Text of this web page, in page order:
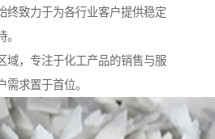
终致力于为各行业客户提供稳定
域，专注于化工产品的销售与服
需求置于首位。